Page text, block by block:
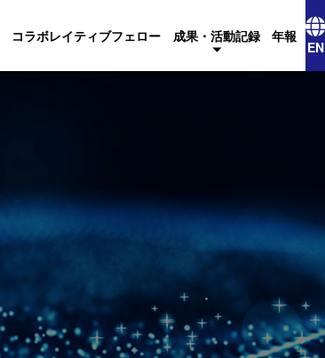
コラボレイティブフェロー 成果・活動記録 年報
EN